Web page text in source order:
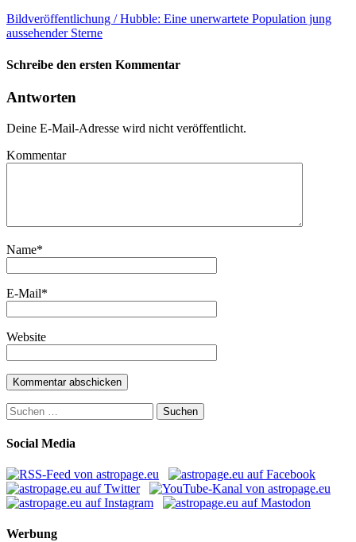
Bildveröffentlichung / Hubble: Eine unerwartete Population jung
aussehender Sterne
Schreibe den ersten Kommentar
Antworten
Deine E-Mail-Adresse wird nicht veröffentlicht.
Kommentar
Name*
E-Mail*
Website
Suchen
nach:
Social Media
Werbung